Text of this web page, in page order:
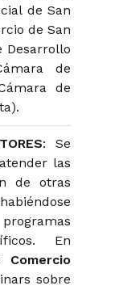
de San
de San
Desarrollo
de
de
: Se
las
de otras
En
Comercio
sobre